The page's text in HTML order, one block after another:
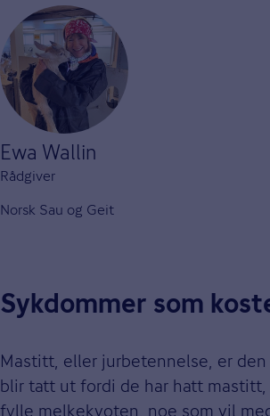
Ewa Wallin
Rådgiver
Norsk Sau og Geit
Sykdommer som
Mastitt, eller jurbetennelse, er
blir tatt ut fordi de har hatt
fylle melkekvoten, noe som vil